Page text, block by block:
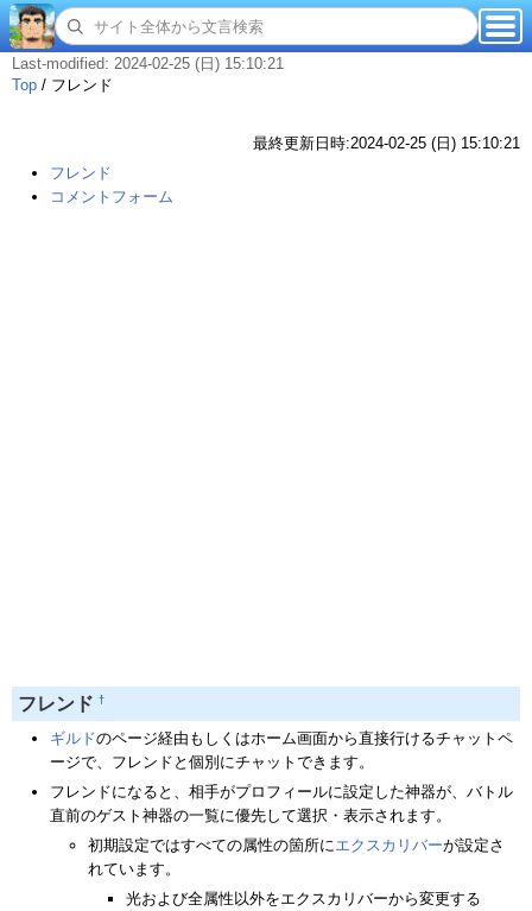
Last-modified: 2024-02-25 (日) 15:10:21
Top / フレンド
最終更新日時:2024-02-25 (日) 15:10:21
フレンド
コメントフォーム
フレンド †
ギルドのページ経由もしくはホーム画面から直接行けるチャットペ
ージで、フレンドと個別にチャットできます。
フレンドになると、相手がプロフィールに設定した神器が、バトル
直前のゲスト神器の一覧に優先して選択・表示されます。
初期設定ではすべての属性の箇所にエクスカリバーが設定さ
れています。
光および全属性以外をエクスカリバーから変更する